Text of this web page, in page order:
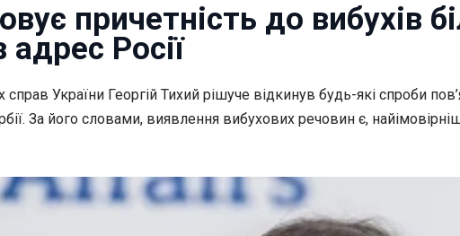
причетність до вибухів
Росії
України Георгій Тихий рішуче відкинув будь-які спроби
За його словами, виявлення вибухових речовин є,